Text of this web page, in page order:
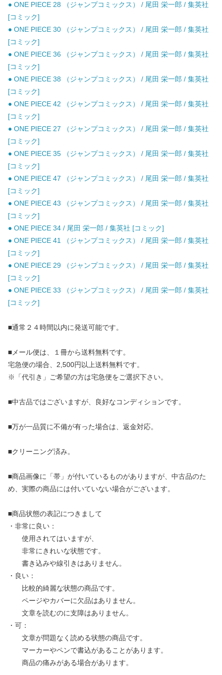
● ONE PIECE 28 （ジャンプコミックス） / 尾田 栄一郎 / 集英社
[コミック]
● ONE PIECE 30 （ジャンプコミックス） / 尾田 栄一郎 / 集英社
[コミック]
● ONE PIECE 36 （ジャンプコミックス） / 尾田 栄一郎 / 集英社
[コミック]
● ONE PIECE 38 （ジャンプコミックス） / 尾田 栄一郎 / 集英社
[コミック]
● ONE PIECE 42 （ジャンプコミックス） / 尾田 栄一郎 / 集英社
[コミック]
● ONE PIECE 27 （ジャンプコミックス） / 尾田 栄一郎 / 集英社
[コミック]
● ONE PIECE 35 （ジャンプコミックス） / 尾田 栄一郎 / 集英社
[コミック]
● ONE PIECE 47 （ジャンプコミックス） / 尾田 栄一郎 / 集英社
[コミック]
● ONE PIECE 43 （ジャンプコミックス） / 尾田 栄一郎 / 集英社
[コミック]
● ONE PIECE 34 / 尾田 栄一郎 / 集英社 [コミック]
● ONE PIECE 41 （ジャンプコミックス） / 尾田 栄一郎 / 集英社
[コミック]
● ONE PIECE 29 （ジャンプコミックス） / 尾田 栄一郎 / 集英社
[コミック]
● ONE PIECE 33 （ジャンプコミックス） / 尾田 栄一郎 / 集英社
[コミック]
■通常２４時間以内に発送可能です。
■メール便は、１冊から送料無料です。
宅急便の場合、2,500円以上送料無料です。
※「代引き」ご希望の方は宅急便をご選択下さい。
■中古品ではございますが、良好なコンディションです。
■万が一品質に不備が有った場合は、返金対応。
■クリーニング済み。
■商品画像に「帯」が付いているものがありますが、中古品のた
め、実際の商品には付いていない場合がございます。
■商品状態の表記につきまして
・非常に良い：
使用されてはいますが、
非常にきれいな状態です。
書き込みや線引きはありません。
・良い：
比較的綺麗な状態の商品です。
ページやカバーに欠品はありません。
文章を読むのに支障はありません。
・可：
文章が問題なく読める状態の商品です。
マーカーやペンで書込があることがあります。
商品の痛みがある場合があります。